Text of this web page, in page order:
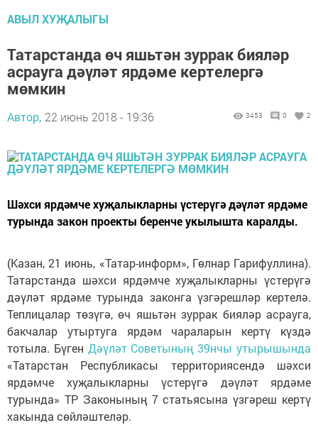
АВЫЛ ХУҖАЛЫГЫ
Татарстанда өч яшьтән зуррак бияләр
асрауга дәүләт ярдәме кертелергә
мөмкин
Автор, 22 июнь 2018 - 19:36 3453 0 2
Шәхси ярдәмче хуҗалыкларны үстерүгә дәүләт ярдәме
турында закон проекты беренче укылышта каралды.
(Казан, 21 июнь, «Татар-информ», Гөлнар Гарифуллина).
Татарстанда шәхси ярдәмче хуҗалыкларны үстерүгә
дәүләт ярдәме турында законга үзгәрешләр кертелә.
Теплицалар төзүгә, өч яшьтән зуррак бияләр асрауга,
бакчалар утыртуга ярдәм чараларын кертү күздә
тотыла. Бүген Дәүләт Советының 39нчы утырышында
«Татарстан Республикасы территориясендә шәхси
ярдәмче хуҗалыкларны үстерүгә дәүләт ярдәме
турында» ТР Законының 7 статьясына үзгәреш кертү
хакында сөйләштеләр.